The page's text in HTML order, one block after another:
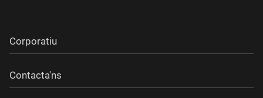
Corporatiu
Contacta'ns